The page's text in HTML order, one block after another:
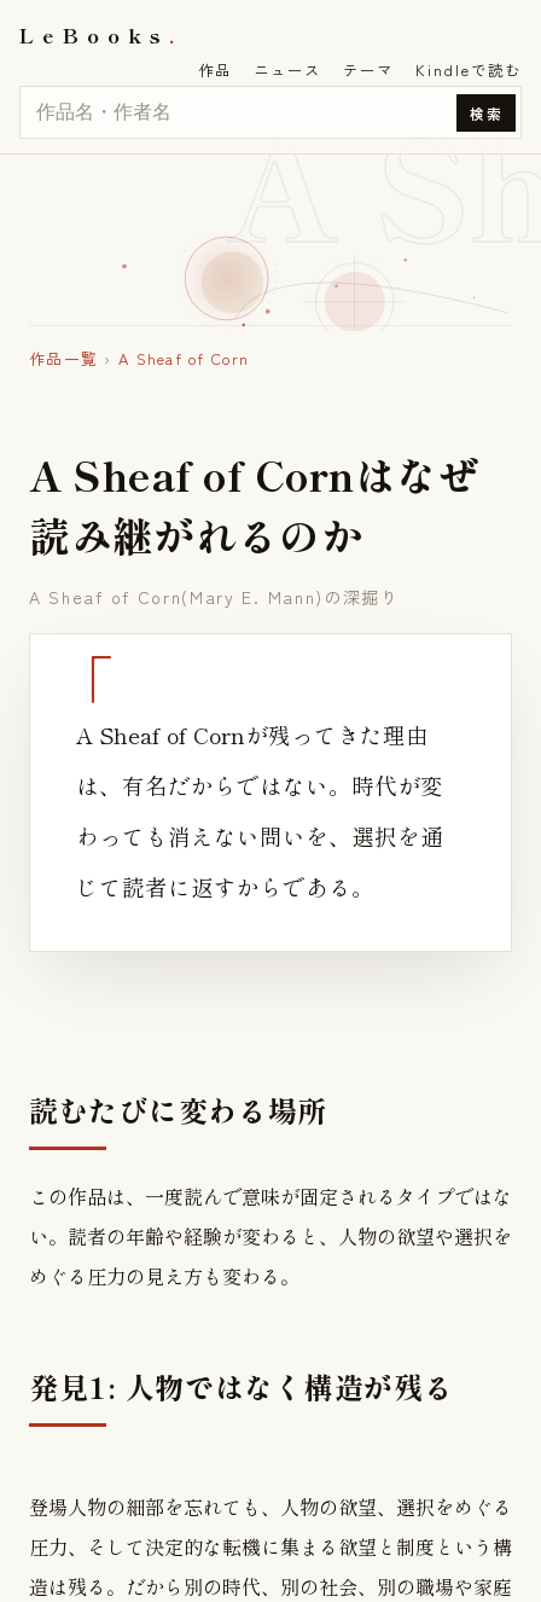
LeBooks
検索
作品 ニュース テーマ Kindleで読む
A
作品一覧 › A Sheaf of Corn
A Sheafof Cornはなぜ
読み継がれる のか
A Sheaf of Corn(Mary E. Mann)の深掘り
A Sheaf of Cornが残ってきた理由
は、有名だからではない。時代が変
わっても消えない問いを、選択を通
じて読者に返すからである。
読むたびに変わる場所
この作品は、一度読んで意味が固定されるタイプではな
い。読者の年齢や経験が変わると、人物の欲望や選択を
めぐる圧力の見え方も変わる。
発見1: 人物ではなく構造が残る
登場人物の細部を忘れても、人物の欲望、選択をめぐる
圧力、そして決定的な転機に集まる欲望と制度という構
造は残る。だから別の時代、別の社会、別の職場や家庭